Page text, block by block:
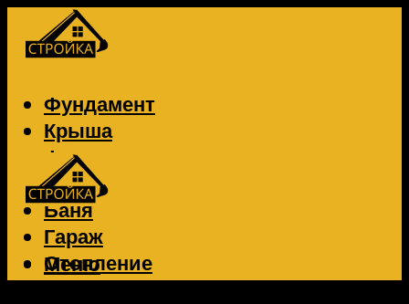
Фундамент
Крыша
Фасад
Забор
Баня
Гараж
Отопление
Вентиляция
Меню